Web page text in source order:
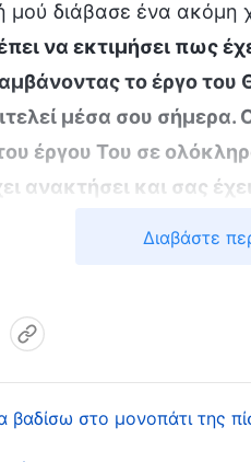
διάβασε ένα ακόμη
να εκτιμήσει πως
το έργο του
μέσα σου
έργου Του σε
ανακτήσει και σας
Θεού και, επιπλέον,
ο Θεός ενσαρκώθηκε
Διαβάστε
βαδίσω στο μονοπάτι της